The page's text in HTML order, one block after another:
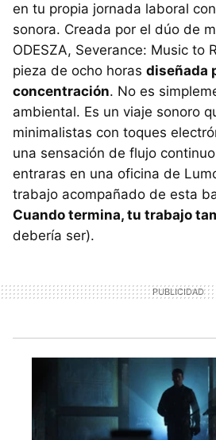
en tu propia jornada laboral
sonora. Creada por el dúo de
ODESZA, Severance: Music to
pieza de ocho horas diseñada
concentración. No es
ambiental. Es un viaje sonoro
minimalistas con toques
una sensación de flujo
entraras en una oficina de
trabajo acompañado de esta
Cuando termina, tu trabajo
debería ser).